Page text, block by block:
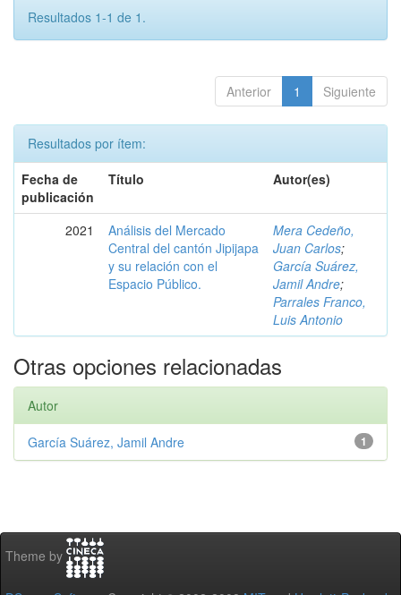
Resultados 1-1 de 1.
Anterior 1 Siguiente
Resultados por ítem:
Fecha de
publicación
Título Autor(es)
2021
Análisis del Mercado
Central del cantón Jipijapa
y su relación con el
Espacio Público.
Mera Cedeño,
Juan Carlos;
García Suárez,
Jamil Andre;
Parrales Franco,
Luis Antonio
Otras opciones relacionadas
Autor
1
García Suárez, Jamil Andre
Theme by